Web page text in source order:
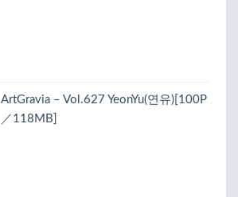
ArtGravia – Vol.627 YeonYu(연유)[100P
／118MB]